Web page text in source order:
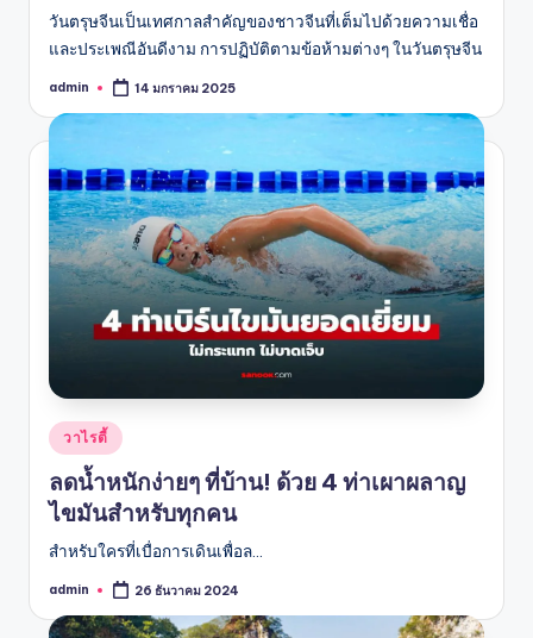
วันตรุษจีนเป็นเทศกาลสำคัญของชาวจีนที่เต็มไปด้วยความเชื่อ
และประเพณีอันดีงาม การปฏิบัติตามข้อห้ามต่างๆ ในวันตรุษจีน
Posted
admin 14 มกราคม 2025
Posted
in
วาไรตี้
ลดน้ำหนักง่ายๆ ที่บ้าน! ด้วย 4 ท่าเผาผลาญ
ไขมันสำหรับทุกคน
สำหรับใครที่เบื่อการเดินเพื่อล…
Posted
admin 26 ธันวาคม 2024